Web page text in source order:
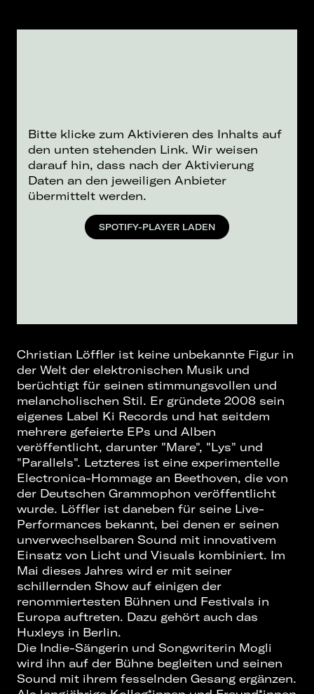
Bitte klicke zum Aktivieren des Inhalts auf
den unten stehenden Link. Wir weisen
darauf hin, dass nach der Aktivierung
Daten an den jeweiligen Anbieter
übermittelt werden.
SPOTIFY-PLAYER LADEN
Christian Löffler ist keine unbekannte Figur in
der Welt der elektronischen Musik und
berüchtigt für seinen stimmungsvollen und
melancholischen Stil. Er gründete 2008 sein
eigenes Label Ki Records und hat seitdem
mehrere gefeierte EPs und Alben
veröffentlicht, darunter "Mare", "Lys" und
"Parallels". Letzteres ist eine experimentelle
Electronica-Hommage an Beethoven, die von
der Deutschen Grammophon veröffentlicht
wurde. Löffler ist daneben für seine Live-
Performances bekannt, bei denen er seinen
unverwechselbaren Sound mit innovativem
Einsatz von Licht und Visuals kombiniert. Im
Mai dieses Jahres wird er mit seiner
schillernden Show auf einigen der
renommiertesten Bühnen und Festivals in
Europa auftreten. Dazu gehört auch das
Huxleys in Berlin.
Die Indie-Sängerin und Songwriterin Mogli
wird ihn auf der Bühne begleiten und seinen
Sound mit ihrem fesselnden Gesang ergänzen.